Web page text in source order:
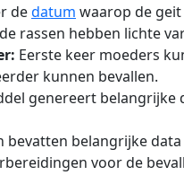
dedatum waarop de
rassen hebben lichte
Eerste keer moeders
kunnen bevallen.
genereert belangrijke
bevatten belangrijke
voor de